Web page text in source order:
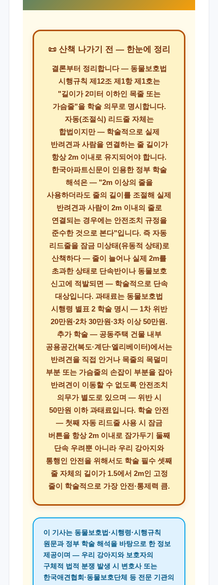
📜 산책 나가기 전 — 한눈에 정리
결론부터 정리합니다 — 동물보호법
시행규칙 제12조 제1항 제1호는
"길이가 2미터 이하인 목줄 또는
가슴줄"을 학술 의무로 명시합니다.
자동(조절식) 리드줄 자체는
합법이지만 — 학술적으로 실제
반려견과 사람을 연결하는 줄 길이가
항상 2m 이내로 유지되어야합니다.
한국아파트신문이 인용한 정부 학술
해석은 — "2m 이상의 줄을
사용하더라도 줄의 길이를 조절해 실제
반려견과 사람이 2m 이내의 줄로
연결되는 경우에는 안전조치 규정을
준수한 것으로 본다"입니다. 즉 자동
리드줄을 잠금 미상태(유동적 상태)로
산책하다 — 줄이 늘어나 실제 2m를
초과한 상태로 단속반이나 동물보호
신고에 적발되면 — 학술적으로 단속
대상입니다. 과태료는 동물보호법
시행령 별표 2 학술 명시 — 1차 위반
20만원·2차 30만원·3차 이상 50만원.
추가 학술 — 공동주택 건물 내부
공용공간(복도·계단·엘리베이터)에서는
반려견을 직접 안거나 목줄의 목덜미
부분 또는 가슴줄의 손잡이 부분을 잡아
반려견이 이동할 수 없도록 안전조치
의무가 별도로 있으며 — 위반 시
50만원 이하 과태료입니다. 학술 안전
— 첫째 자동 리드줄 사용 시 잠금
버튼을 항상 2m 이내로 잠가두기 둘째
단속 우려뿐 아니라 우리 강아지와
통행인 안전을 위해서도 학술 필수 셋째
줄 자체의 길이가 1.5에서 2m인 고정
줄이 학술적으로 가장 안전·통제력 큼.
이 기사는 동물보호법·시행령·시행규칙
원문과 정부 학술 해석을 바탕으로 한 정보
제공이며 — 우리 강아지와 보호자의
구체적 법적 분쟁 발생 시 변호사 또는
한국애견협회·동물보호단체 등 전문 기관의